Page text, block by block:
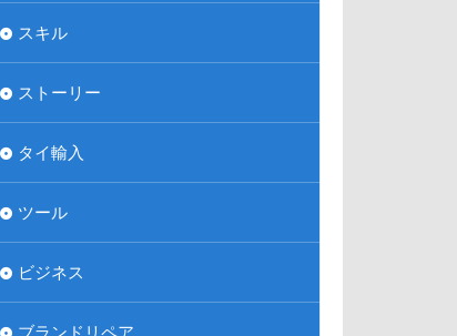
スキル
ストーリー
タイ輸入
ツール
ビジネス
ブランドリペア